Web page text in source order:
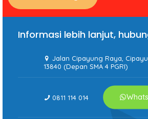
Informasi lebih lanjut,
Jalan Cipayung Raya,
13840 (Depan SMA 4 PGRI)
0811 114 014